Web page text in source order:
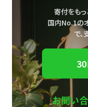
寄付をもっ
国内No.1の
で、
お問い